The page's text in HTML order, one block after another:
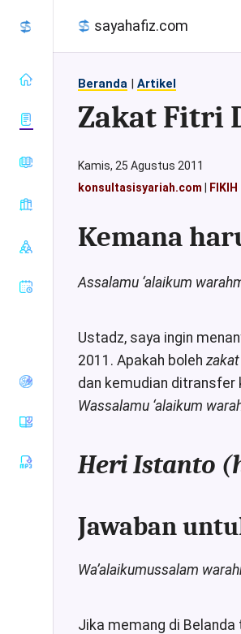
sayahafiz.com
nasehat.net
Beranda | Artikel
Zakat Fitri
Kamis, 25 Agustus 2011
konsultasisyariah.com
FIKIH
Kemana
Assalamu ‘alaikum
Ustadz, saya ingin
2011. Apakah boleh zakat
dan kemudian ditransfer
Wassalamu ‘alaikum
Heri Istanto
Jawaban
Wa’alaikumussalam
Jika memang di